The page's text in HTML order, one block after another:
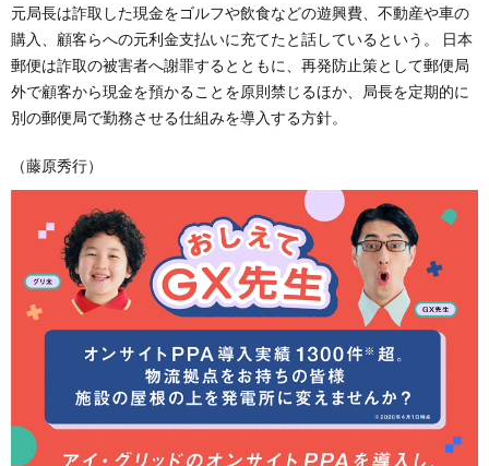
元局長は詐取した現金をゴルフや飲食などの遊興費、不動産や車の
購入、顧客らへの元利金支払いに充てたと話しているという。 日本
郵便は詐取の被害者へ謝罪するとともに、再発防止策として郵便局
外で顧客から現金を預かることを原則禁じるほか、局長を定期的に
別の郵便局で勤務させる仕組みを導入する方針。
（藤原秀行）